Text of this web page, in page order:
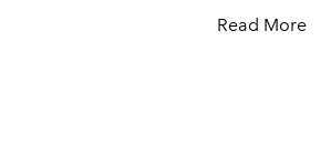
Read More